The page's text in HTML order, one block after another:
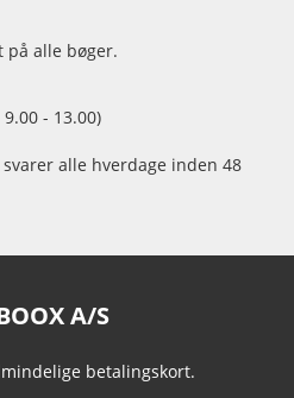
på alle bøger.
- 13.00)
svarer alle hverdage inden 48
A/S
betalingskort.